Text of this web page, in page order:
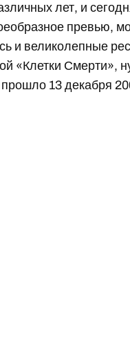
лет, и
превью,
и великолепные
«Клетки Смерти»,
13 декабря